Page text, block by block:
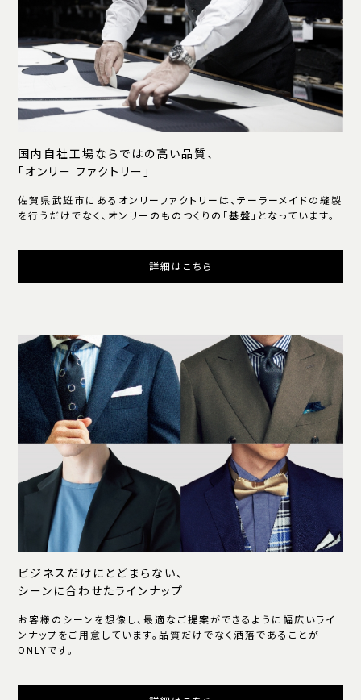
国内自社工場ならではの高い品質、
「オンリー ファクトリー」
佐賀県武雄市にあるオンリーファクトリーは、テーラーメイドの縫製
を行うだけでなく、オンリーのものつくりの「基盤」となっています。
詳細はこちら
ビジネスだけにとどまらない、
シーンに合わせたラインナップ
お客様のシーンを想像し、最適なご提案ができるように幅広いライ
ンナップをご用意しています。品質だけでなく洒落であることが
ONLYです。